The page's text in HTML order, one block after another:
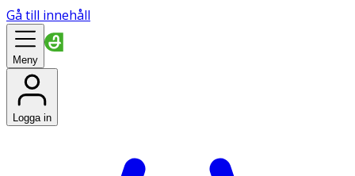
Gå till innehåll
Meny
Logga in